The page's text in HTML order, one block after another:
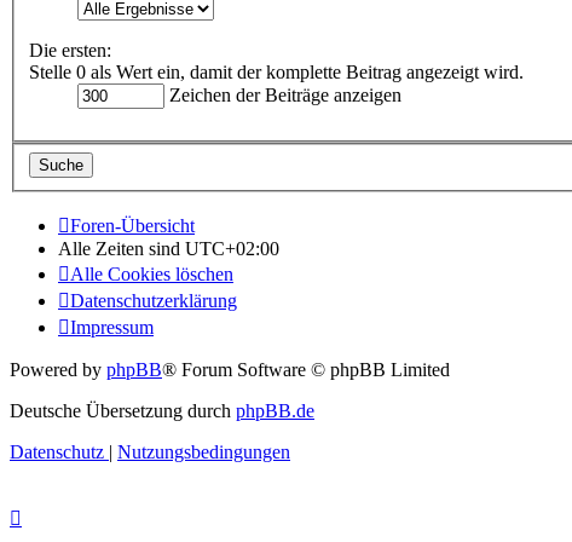
Die ersten:
Stelle 0 als Wert ein, damit der komplette Beitrag angezeigt wird.
Zeichen der Beiträge anzeigen
Foren-Übersicht
Alle Zeiten sind UTC+02:00
Alle Cookies löschen
Datenschutzerklärung
Impressum
Powered by phpBB® Forum Software © phpBB Limited
Deutsche Übersetzung durch phpBB.de
Datenschutz | Nutzungsbedingungen